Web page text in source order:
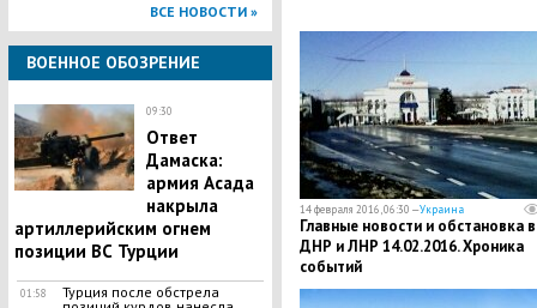
ВСЕ НОВОСТИ »
ВОЕННОЕ ОБОЗРЕНИЕ
09:30
Ответ
Дамаска:
армия Асада
накрыла
артиллерийским огнем
позиции ВС Турции
01:58
Турция после обстрела
14 февраля 2016, 06:30 —Украина
Главные новости и обстановка в
ДНР и ЛНР 14.02.2016. Хроника
событий